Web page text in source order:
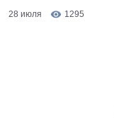
28 июля
1295